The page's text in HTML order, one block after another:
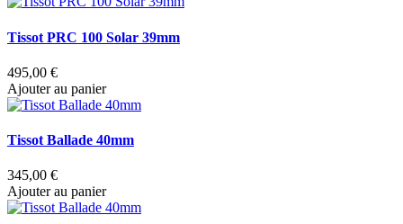
Tissot PRC 100 Solar 39mm
495,00 €
Ajouter au panier
Tissot Ballade 40mm
345,00 €
Ajouter au panier